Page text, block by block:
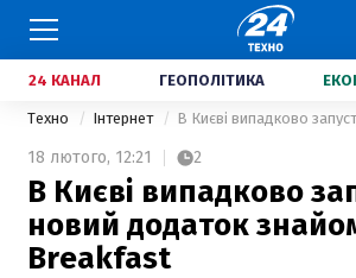
24 КАНАЛ ГЕОПОЛІТИКА
Техно Інтернет
18 лютого, 12:21 2
В Києві випадково
новий додаток
Breakfast